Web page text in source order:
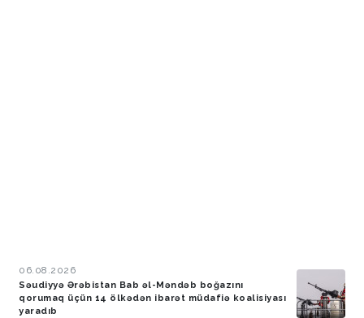
06.08.2026
Səudiyyə Ərəbistan Bab əl-Məndəb boğazını
qorumaq üçün 14 ölkədən ibarət müdafiə koalisiyası
yaradıb